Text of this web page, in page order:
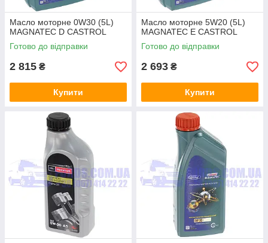
Масло моторне 0W30 (5L)
MAGNATEC D CASTROL
Готово до відправки
2 815 ₴
Купити
Масло моторне 5W20 (5L)
MAGNATEC E CASTROL
Готово до відправки
2 693 ₴
Купити